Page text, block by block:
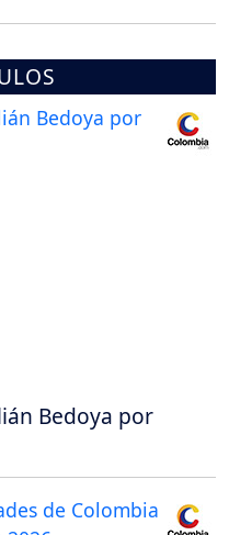
Bedoya por